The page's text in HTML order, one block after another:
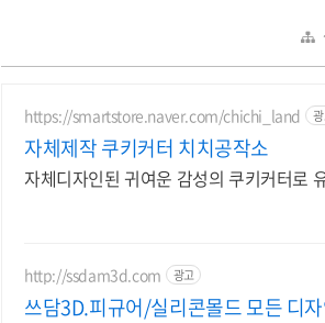
https://smartstore.naver.com/chichi_land
자체제작 쿠키커터 치치공작소
자체디자인된 귀여운 감성의 쿠키커터로
http://ssdam3d.com 광고
쓰담3D.피규어/실리콘몰드 모든 디